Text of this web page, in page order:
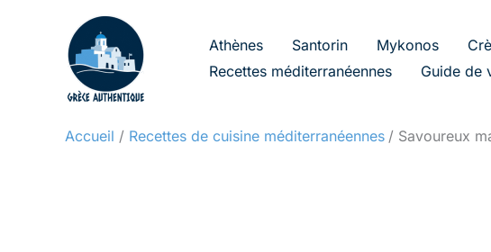
Athènes Santorin Mykonos
Recettes méditerranéennes
Guide de
Accueil Recettes de cuisine méditerranéennes Savoureux